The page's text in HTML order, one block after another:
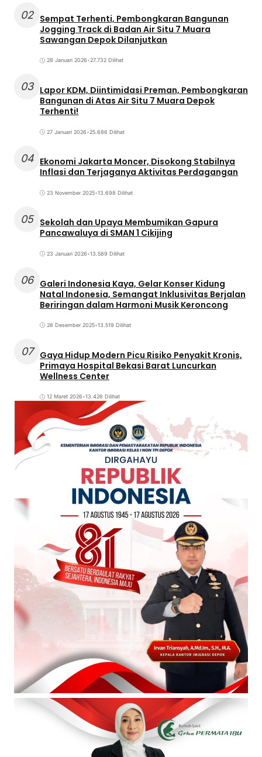
02 Sempat Terhenti, Pembongkaran Bangunan
Jogging Track di Badan Air Situ 7 Muara
Sawangan Depok Dilanjutkan
28 Januari 2026•27.732 Dilihat
03 Lapor KDM, Diintimidasi Preman, Pembongkaran
Bangunan di Atas Air Situ 7 Muara Depok
Terhenti!
27 Januari 2026•25.686 Dilihat
04 Ekonomi Jakarta Moncer, Disokong Stabilnya
Inflasi dan Terjaganya Aktivitas Perdagangan
23 November 2025•13.698 Dilihat
05 Sekolah dan Upaya Membumikan Gapura
Pancawaluya di SMAN 1 Cikijing
23 Januari 2026•13.589 Dilihat
06 Galeri Indonesia Kaya, Gelar Konser Kidung
Natal Indonesia, Semangat Inklusivitas Berjalan
Beriringan dalam Harmoni Musik Keroncong
28 Desember 2025•13.519 Dilihat
07
Gaya Hidup Modern Picu Risiko Penyakit Kronis,
Primaya Hospital Bekasi Barat Luncurkan
Wellness Center
12 Maret 2026•13.426 Dilihat